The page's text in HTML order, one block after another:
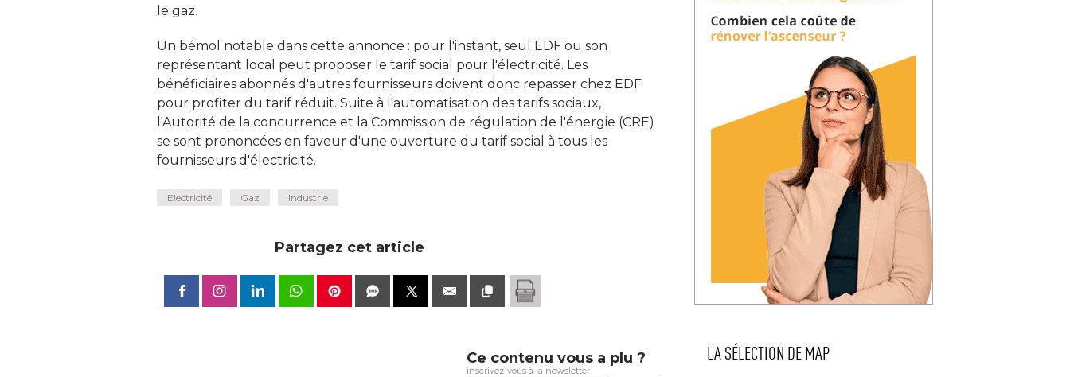
le gaz.
Un bémol notable dans cette annonce : pour l'instant, seul EDF ou son
représentant local peut proposer le tarif social pour l'électricité. Les
bénéficiaires abonnés d'autres fournisseurs doivent donc repasser chez EDF
pour profiter du tarif réduit. Suite à l'automatisation des tarifs sociaux,
l'Autorité de la concurrence et la Commission de régulation de l'énergie (CRE)
se sont prononcées en faveur d'une ouverture du tarif social à tous les
fournisseurs d'électricité.
Electricité Gaz Industrie
Partagez cet article
Ce contenu vous a plu ?
inscrivez-vous à la newsletter
LA SÉLECTION DE MAP